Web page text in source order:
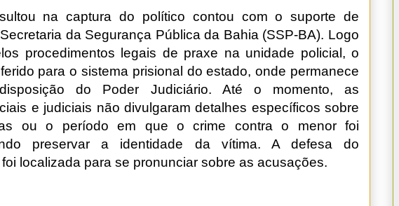
na captura do político contou com o suporte de
da Segurança Pública da Bahia (SSP-BA). Logo
procedimentos legais de praxe na unidade policial, o
para o sistema prisional do estado, onde permanece
do Poder Judiciário. Até o momento, as
e judiciais não divulgaram detalhes específicos sobre
ou o período em que o crime contra o menor foi
preservar a identidade da vítima. A defesa do
localizada para se pronunciar sobre as acusações.